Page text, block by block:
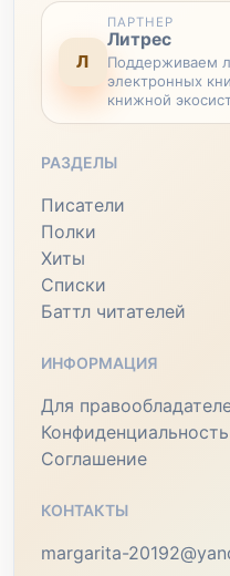
Л
ПАРТНЕР
Литрес
Поддерживаем
электронных
книжной
РАЗДЕЛЫ
Писатели
Полки
Хиты
Списки
Баттл читателей
ИНФОРМАЦИЯ
Для
Конфиденциальность
Соглашение
КОНТАКТЫ
margarita-